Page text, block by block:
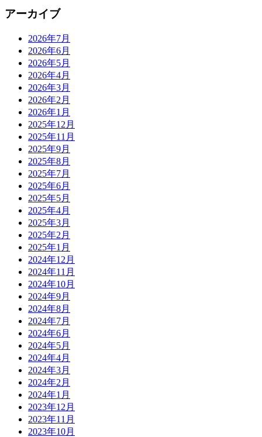
アーカイブ
2026年7月
2026年6月
2026年5月
2026年4月
2026年3月
2026年2月
2026年1月
2025年12月
2025年11月
2025年9月
2025年8月
2025年7月
2025年6月
2025年5月
2025年4月
2025年3月
2025年2月
2025年1月
2024年12月
2024年11月
2024年10月
2024年9月
2024年8月
2024年7月
2024年6月
2024年5月
2024年4月
2024年3月
2024年2月
2024年1月
2023年12月
2023年11月
2023年10月